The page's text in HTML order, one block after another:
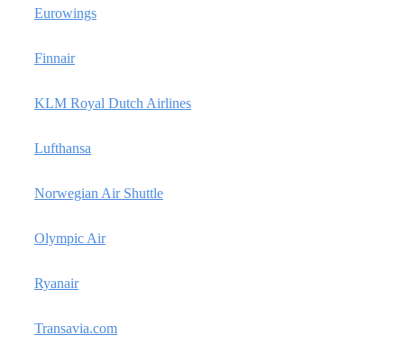
Eurowings
Finnair
KLM Royal Dutch Airlines
Lufthansa
Norwegian Air Shuttle
Olympic Air
Ryanair
Transavia.com